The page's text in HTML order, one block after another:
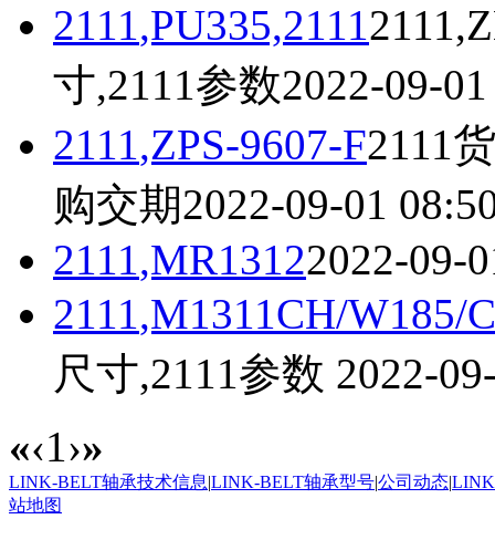
2111,PU335,21112111
寸,2111参数2022-09-
2111,ZPS-9607-F2111
购交期2022-09-01
2111,MR13122022-09-
2111,M1311CH/W185/
尺寸,2111参数 2022-
«‹1›»
LINK-BELT轴承技术信息|LINK-BELT轴承型号|公司动态|
站地图